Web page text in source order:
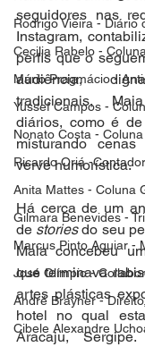
Rodrigo Vieira - Diário
Cecilia Rabelo -
Mário Pragmácio -
Yussef Campos -
Nonato Costa -
Ricardo Oriá -
Anita Mattes - Coluna
Gilmara Benevides -
Marcus Pinto Aguiar -
José Olímpio -
André Brayner -
Cibele Alexandre
seguidores nas
Instagram,
perfis que o
audiência,
tradicionais,
diários, como é
misturando
verve humorística.
Há cerca de um
de stories do seu
Maia concebeu
que terminava
artes plásticas
hotel no qual
Aracaju,